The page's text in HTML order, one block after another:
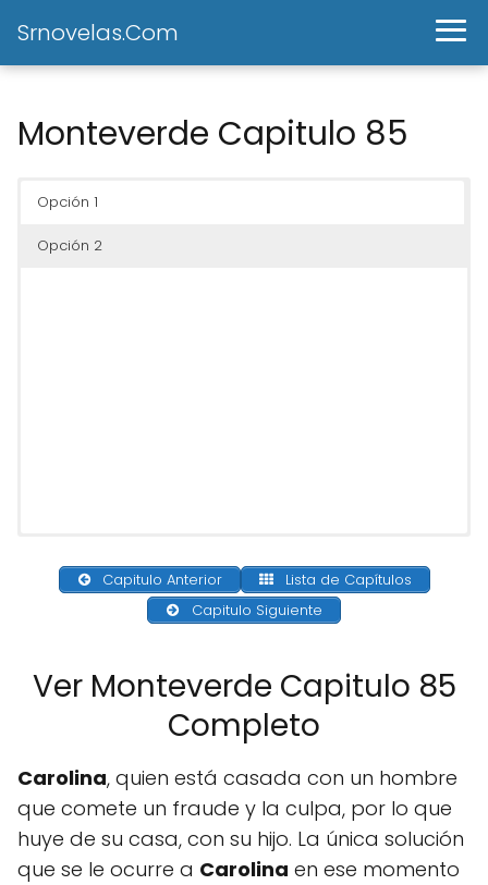
Srnovelas.Com
Monteverde Capitulo 85
Opción 1
Opción 2
Capitulo Anterior
Lista de Capítulos
Capitulo Siguiente
Ver Monteverde Capitulo 85
Completo
Carolina, quien está casada con un hombre
que comete un fraude y la culpa, por lo que
huye de su casa, con su hijo. La única solución
que se le ocurre a Carolina en ese momento